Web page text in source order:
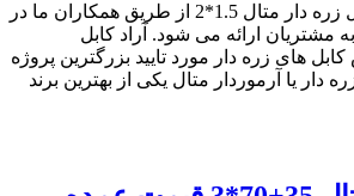
بهترین قیمت خرید کابل زره دار متال 1.5*2 از طریق همکاران ما در
مشتریان ارائه می شود. آراد کابل
های زره دار مورد تایید بزرگترین پروژه
دار یا آرموردار متال یکی از بهترین برند